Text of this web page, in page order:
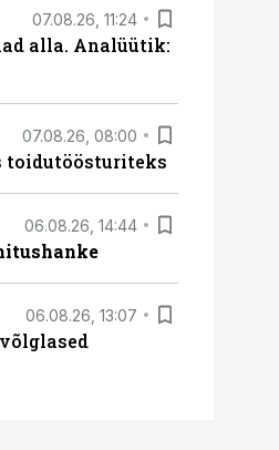
07.08.26, 11:24
alla. Analüütik:
07.08.26, 08:00
toidutöösturiteks
06.08.26, 14:44
06.08.26, 13:07